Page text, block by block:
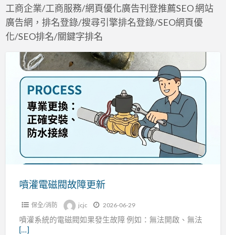
工商企業/工商服務/網頁優化廣告刊登推薦SEO 網站
廣告網，排名登錄/搜尋引擎排名登錄/SEO網頁優
化/SEO排名/關鍵字排名
噴灌電磁閥故障更新
保全/消防 jcjc 2026-06-29
噴灌系統的電磁閥如果發生故障 例如：無法開啟、無法
[…]